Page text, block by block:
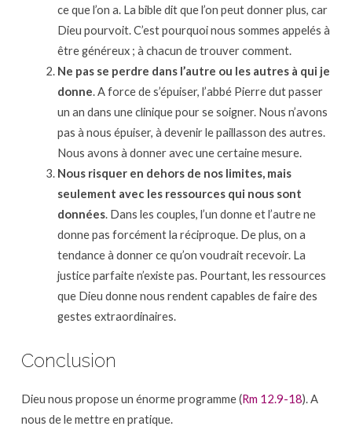
ce que l’on a. La bible dit que l’on peut donner plus, car
Dieu pourvoit. C’est pourquoi nous sommes appelés à
être généreux ; à chacun de trouver comment.
Ne pas se perdre dans l’autre ou les autres à qui je
donne. A force de s’épuiser, l’abbé Pierre dut passer
un an dans une clinique pour se soigner. Nous n’avons
pas à nous épuiser, à devenir le paillasson des autres.
Nous avons à donner avec une certaine mesure.
Nous risquer en dehors de nos limites, mais
seulement avec les ressources qui nous sont
données. Dans les couples, l’un donne et l’autre ne
donne pas forcément la réciproque. De plus, on a
tendance à donner ce qu’on voudrait recevoir. La
justice parfaite n’existe pas. Pourtant, les ressources
que Dieu donne nous rendent capables de faire des
gestes extraordinaires.
Conclusion
Dieu nous propose un énorme programme (Rm 12.9-18). A
nous de le mettre en pratique.